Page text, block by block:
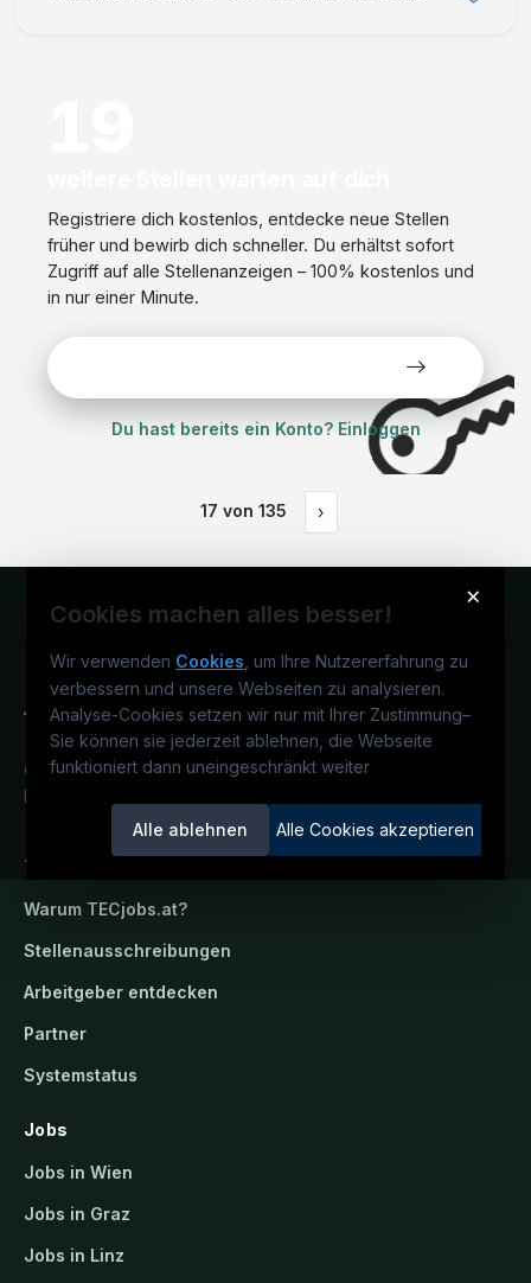
Registriere dich kostenlos, entdecke neue Stellen
früher und bewirb dich schneller. Du erhältst sofort
Zugriff auf alle Stellenanzeigen – 100% kostenlos und
in nur einer Minute.
Du hast bereits ein Konto? Einloggen
17 von 135 ›
×
Cookies machen alles besser!
Wir verwenden Cookies , um Ihre Nutzererfahrung zu
verbessern und unsere Webseiten zu analysieren.
Analyse-Cookies setzen wir nur mit Ihrer Zustimmung–
Sie können sie jederzeit ablehnen, die Webseite
funktioniert dann uneingeschränkt weiter
Alle ablehnen Alle Cookies akzeptieren
Österreichs technisches Karriereportal.
Ein Service der candidatis GmbH.
TECjobs.at
Warum TECjobs.at?
Stellenausschreibungen
Arbeitgeber entdecken
Partner
Systemstatus
Jobs
Jobs in Wien
Jobs in Graz
Jobs in Linz